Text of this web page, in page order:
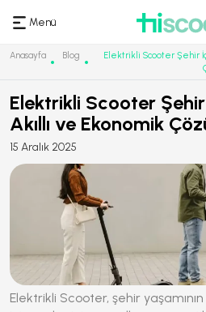
Menü
Anasayfa Blog
Elektrikli Scooter Şehir
Elektrikli Scooter
Akıllı ve Ekonomik
15 Aralık 2025
Elektrikli Scooter, şehir